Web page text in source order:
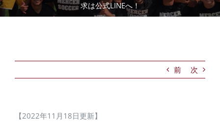
求は公式LINEへ！
前 次
【2022年11月18日更新】